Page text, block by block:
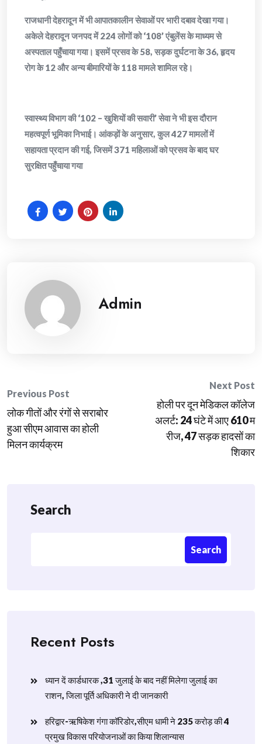
​राजधानी देहरादून में भी आपातकालीन सेवाओं पर भारी दबाव देखा गया।
अकेले देहरादून जनपद में 224 लोगों को ‘108’ एंबुलेंस के माध्यम से
अस्पताल पहुँचाया गया। इसमें प्रसव के 58, सड़क दुर्घटना के 36, हृदय
रोग के 12 और अन्य बीमारियों के 118 मामले शामिल रहे।
​स्वास्थ्य विभाग की ‘102 – खुशियों की सवारी’ सेवा ने भी इस दौरान
महत्वपूर्ण भूमिका निभाई। आंकड़ों के अनुसार, कुल 427 मामलों में
सहायता प्रदान की गई, जिसमें 371 महिलाओं को प्रसव के बाद घर
सुरक्षित पहुँचाया गया
Admin
Post
navigation
Previous Post
लोक गीतों और रंगों से सराबोर
हुआ सीएम आवास का होली
मिलन कार्यक्रम
Next Post
होली पर दून मेडिकल कॉलेज
अलर्ट: 24 घंटे में आए 610 म
रीज, 47 सड़क हादसों का
शिकार
Search
Search
Recent Posts
ध्यान दें कार्डधारक ,31 जुलाई के बाद नहीं मिलेगा जुलाई का
राशन, जिला पूर्ति अधिकारी ने दी जानकारी
हरिद्वार-ऋषिकेश गंगा कॉरिडोर,सीएम धामी ने 235 करोड़ की 4
प्रमुख विकास परियोजनाओं का किया शिलान्यास